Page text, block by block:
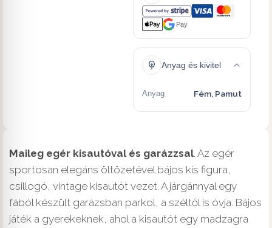
Pay
Anyag és kivitel
Anyag Fém, Pamut
Maileg egér kisautóval és garázzsal. Az egér
sportosan elegáns öltözetével bájos kis figura,
csillogó, vintage kisautót vezet. A járgánnyal egy
fából készült garázsban parkol, a széltől is óvja. Bájos
játék a gyerekeknek, ahol a kisautót egy madzagra